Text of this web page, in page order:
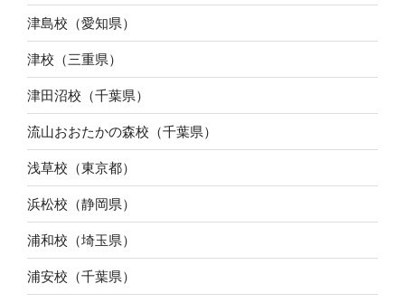
津島校（愛知県）
津校（三重県）
津田沼校（千葉県）
流山おおたかの森校（千葉県）
浅草校（東京都）
浜松校（静岡県）
浦和校（埼玉県）
浦安校（千葉県）